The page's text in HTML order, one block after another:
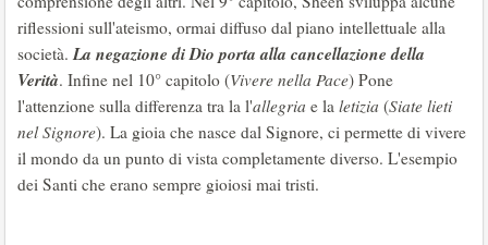
riflessioni sull'ateismo, ormai diffuso dal piano intellettuale alla
società.La negazione di Dio porta alla cancellazione della
Verità. Infine nel 10° capitolo (Vivere nella Pace) Pone
l'attenzione sulla differenza tra la l'allegria e la letizia (Siate lieti
nel Signore). La gioia che nasce dal Signore, ci permette di vivere
il mondo da un punto di vista completamente diverso. L'esempio
dei Santi che erano sempre gioiosi mai tristi.